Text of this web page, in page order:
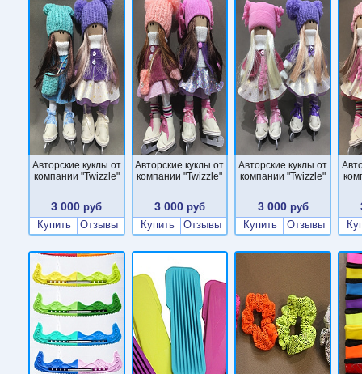
Авторские куклы от
компании "Twizzle"
3 000 руб
Купить
Отзывы
Авторские куклы от
компании "Twizzle"
3 000 руб
Купить
Отзывы
Авторские куклы от
компании "Twizzle"
3 000руб
Купить
Отзывы